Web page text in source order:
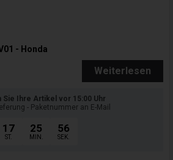
- Honda
Weiterlesen
Sie Ihre Artikel vor 15:00 Uhr
- Paketnummer an E-Mail
17
ST.
25
MIN.
55
SEK.